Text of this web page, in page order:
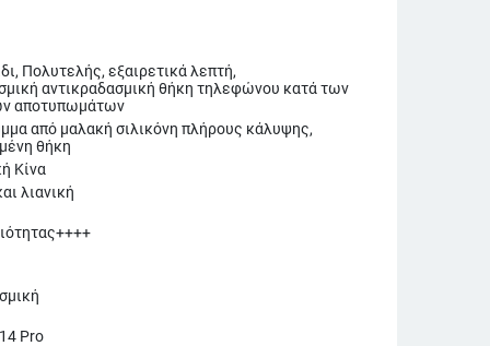
Πολυτελής, εξαιρετικά λεπτή,
αντικραδασμική θήκη τηλεφώνου κατά των
αποτυπωμάτων
από μαλακή σιλικόνη πλήρους κάλυψης,
θήκη
Κίνα
λιανική
Pro